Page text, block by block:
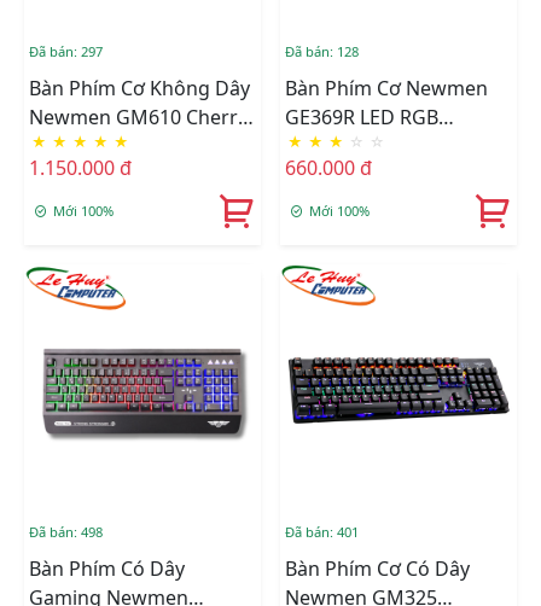
Đã bán: 297
Bàn Phím Cơ Không Dây
Newmen GM610 Cherry
RGB (Blue/Red Switch)
★ ★ ★ ★ ★
1.150.000 đ
Mới 100%
Đã bán: 128
Bàn Phím Cơ Newmen
GE369R LED RGB
(Red/Blue Switch)
★ ★ ★ ☆ ☆
660.000 đ
Mới 100%
Đã bán: 498
Bàn Phím Có Dây
Gaming Newmen
Đã bán: 401
Bàn Phím Cơ Có Dây
Newmen GM325